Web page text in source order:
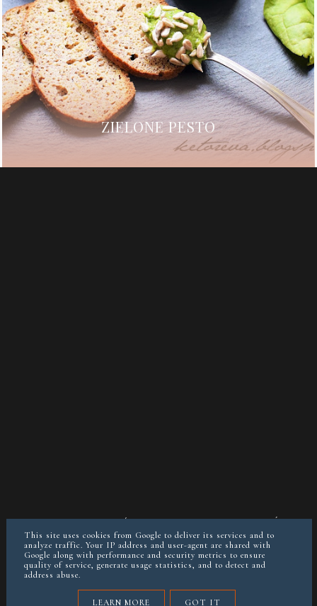
ZIELONE PESTO
POSTAW MI KAWĘ JEŚLI CHCESZ
instagram @keto__reva
COPYRIGHT ©KETOREVA.PL (BLOG&DIETETYKA)
This site uses cookies from Google to deliver its services and to
analyze traffic. Your IP address and user-agent are shared with
Google along with performance and security metrics to ensure
quality of service, generate usage statistics, and to detect and
address abuse.
LEARN MORE GOT IT